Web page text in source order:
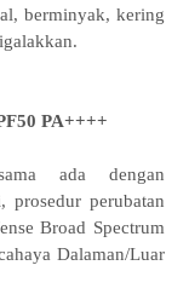
berminyak, kering
PA++++
ada dengan
prosedur perubatan
Broad Spectrum
Dalaman/Luar